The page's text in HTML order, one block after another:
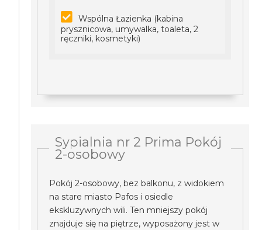
Wspólna Łazienka (kabina
prysznicowa, umywalka, toaleta, 2
ręczniki, kosmetyki)
Sypialnia nr 2 Prima Pokój
2-osobowy
Pokój 2-osobowy, bez balkonu, z widokiem
na stare miasto Pafos i osiedle
ekskluzywnych wili. Ten mniejszy pokój
znajduje się na piętrze, wyposażony jest w